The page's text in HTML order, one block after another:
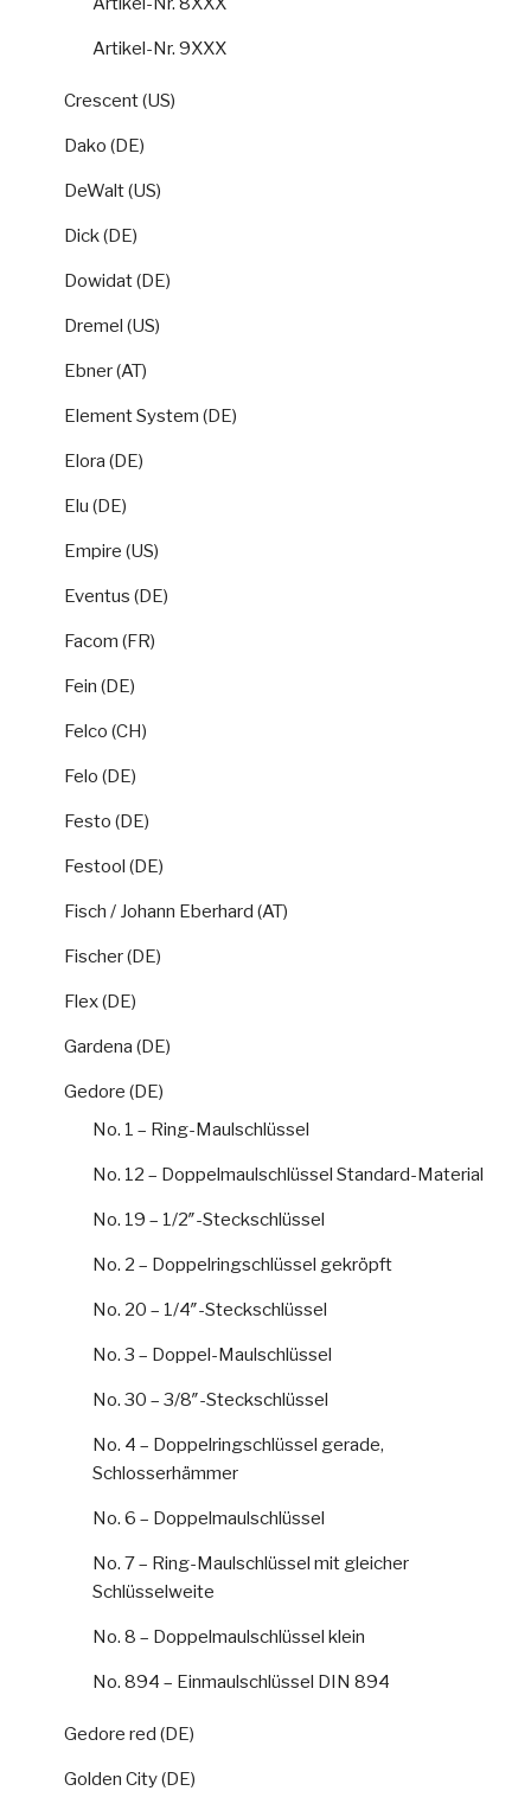
Artikel-Nr. 9XXX
Crescent (US)
Dako (DE)
DeWalt (US)
Dick (DE)
Dowidat (DE)
Dremel (US)
Ebner (AT)
Element System (DE)
Elora (DE)
Elu (DE)
Empire (US)
Eventus (DE)
Facom (FR)
Fein (DE)
Felco (CH)
Felo (DE)
Festo (DE)
Festool (DE)
Fisch / Johann Eberhard (AT)
Fischer (DE)
Flex (DE)
Gardena (DE)
Gedore (DE)
No. 1 – Ring-Maulschlüssel
No. 12 – Doppelmaulschlüssel Standard-Material
No. 19 – 1/2″-Steckschlüssel
No. 2 – Doppelringschlüssel gekröpft
No. 20 – 1/4″-Steckschlüssel
No. 3 – Doppel-Maulschlüssel
No. 30 – 3/8″-Steckschlüssel
No. 4 – Doppelringschlüssel gerade,
Schlosserhämmer
No. 6 – Doppelmaulschlüssel
No. 7 – Ring-Maulschlüssel mit gleicher
Schlüsselweite
No. 8 – Doppelmaulschlüssel klein
No. 894 – Einmaulschlüssel DIN 894
Gedore red (DE)
Golden City (DE)